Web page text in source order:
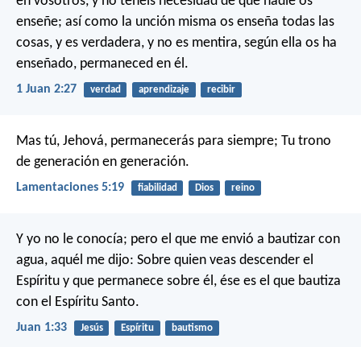
enseñe; así como la unción misma os enseña todas las
cosas, y es verdadera, y no es mentira, según ella os ha
enseñado, permaneced en él.
1 Juan 2:27 verdad aprendizaje recibir
Mas tú, Jehová, permanecerás para siempre; Tu trono
de generación en generación.
Lamentaciones 5:19 fiabilidad Dios reino
Y yo no le conocía; pero el que me envió a bautizar con
agua, aquél me dijo: Sobre quien veas descender el
Espíritu y que permanece sobre él, ése es el que bautiza
con el Espíritu Santo.
Juan 1:33 Jesús Espíritu bautismo